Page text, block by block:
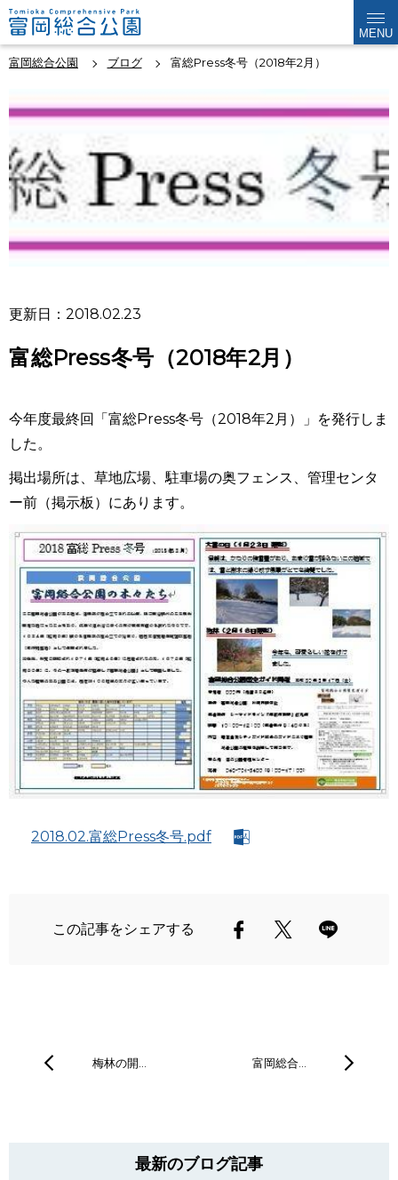
MENU
富岡総合公園 ブログ 富総Press冬号（2018年2月）
更新日：2018.02.23
富総Press冬号（2018年2月）
今年度最終回「富総Press冬号（2018年2月）」を発行しま
した。
掲出場所は、草地広場、駐車場の奥フェンス、管理センタ
ー前（掲示板）にあります。
2018.02.富総Press冬号.pdf
この記事をシェアする
梅林の開… 富岡総合…
最新のブログ記事